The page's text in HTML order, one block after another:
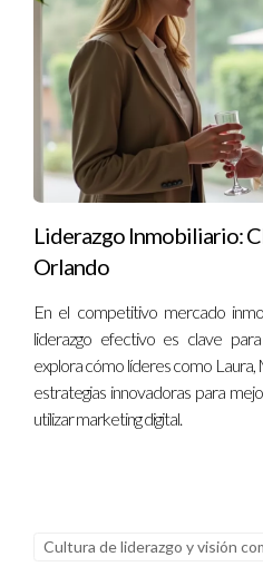
ideas, no dudes en contactarme
Liderazgo Inmobiliario:
Orlando
En el competitivo mercado
liderazgo efectivo es clave
explora cómo líderes como Laura,
estrategias innovadoras para
utilizar marketing digital.
Cultura de liderazgo y visión